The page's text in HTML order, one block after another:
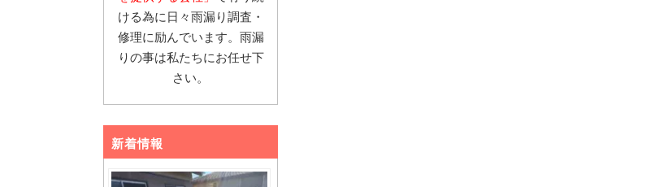
ける為に日々雨漏り調査・
修理に励んでいます。雨漏
りの事は私たちにお任せ下
さい。
新着情報